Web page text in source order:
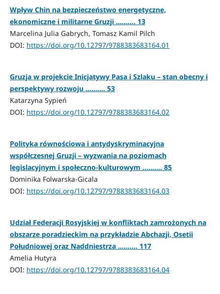
Wpływ Chin na bezpieczeństwo energetyczne,
ekonomiczne i militarne Gruzji .......... 13
Marcelina Julia Gabrych, Tomasz Kamil Pilch
DOI: https://doi.org/10.12797/9788383683164.01
Gruzja w projekcie Inicjatywy Pasa i Szlaku – stan obecny i
perspektywy rozwoju .......... 53
Katarzyna Sypień
DOI: https://doi.org/10.12797/9788383683164.02
Polityka równościowa i antydyskryminacyjna
współczesnej Gruzji – wyzwania na poziomach
legislacyjnym i społeczno-kulturowym .......... 85
Dominika Folwarska-Gicala
DOI: https://doi.org/10.12797/9788383683164.03
Udział Federacji Rosyjskiej w konfliktach zamrożonych na
obszarze poradzieckim na przykładzie Abchazji, Osetii
Południowej oraz Naddniestrza .......... 117
Amelia Hutyra
DOI: https://doi.org/10.12797/9788383683164.04